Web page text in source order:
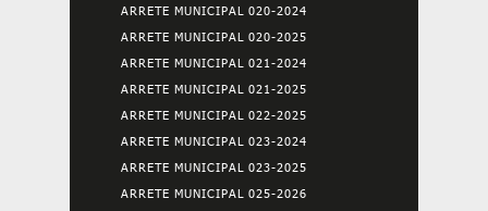
ARRETE MUNICIPAL 020-2024
ARRETE MUNICIPAL 020-2025
ARRETE MUNICIPAL 021-2024
ARRETE MUNICIPAL 021-2025
ARRETE MUNICIPAL 022-2025
ARRETE MUNICIPAL 023-2024
ARRETE MUNICIPAL 023-2025
ARRETE MUNICIPAL 025-2026